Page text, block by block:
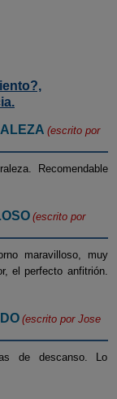
(escrito por
Recomendable
(escrito por
maravilloso, muy
el perfecto anfitrión.
(escrito por Jose
de descanso. Lo